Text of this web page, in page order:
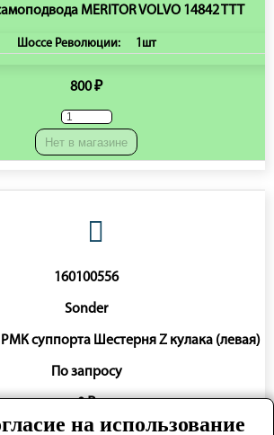
MERITOR VOLVO 14842 TTT
Шоссе Революции: 1шт
800 ₽
Нет в магазине
160100556
Sonder
суппорта Шестерня Z кулака (левая)
По запросу
0 ₽
на использование